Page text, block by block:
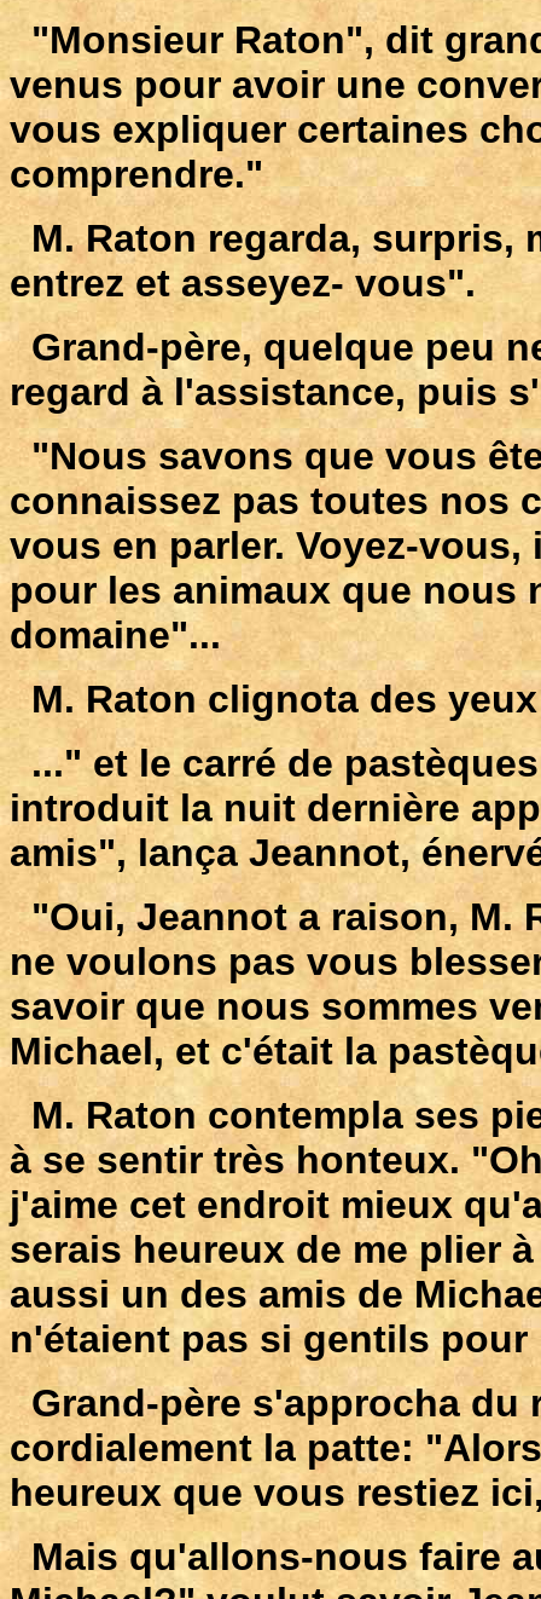
"Monsieur Raton", dit
venus pour avoir une
vous expliquer certaines
comprendre."
M. Raton regarda, surpris,
entrez et asseyez- vous".
Grand-père, quelque peu
regard à l'assistance, puis
"Nous savons que vous
connaissez pas toutes nos
vous en parler. Voyez-
pour les animaux que nous
domaine"...
M. Raton clignota des yeux
..." et le carré de
introduit la nuit dernière
amis", lança Jeannot,
"Oui, Jeannot a raison, M.
ne voulons pas vous
savoir que nous sommes
Michael, et c'était la
M. Raton contempla ses
à se sentir très honteux.
j'aime cet endroit mieux
serais heureux de me plier
aussi un des amis de
n'étaient pas si gentils pour
Grand-père s'approcha du
cordialement la patte:
heureux que vous restiez
Mais qu'allons-nous faire